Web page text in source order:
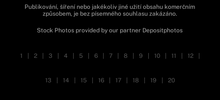
Publikování, šíření nebo jakékoliv jiné užití obsahu komerčním
způsobem, je bez písemného souhlasu zakázáno.
Stock Photos provided by our partner Depositphotos
1 2 3 4 5 6 7 8 9 10 11 12
13 14 15 16 17 18 19 20